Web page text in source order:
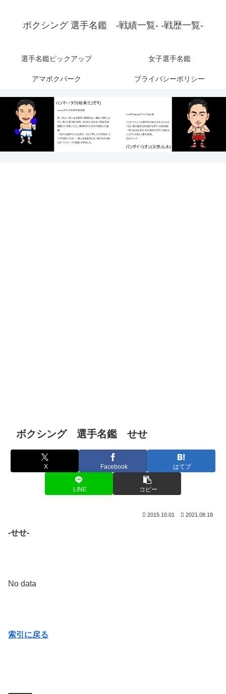
ボクシング 選手名鑑 -戦績一覧- -戦歴一覧-
選手名鑑ピックアップ 女子選手名鑑
アマボクパーク プライバシーポリシー
ボクシング 選手名鑑 せせ
X Facebook はてブ
LINE コピー
2015.10.01 2021.08.18
-せせ-
No data
索引に戻る